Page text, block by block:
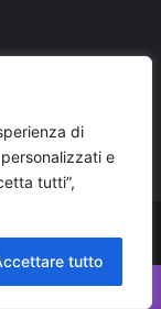
di
e
tutti”,
tutto
|
© Copyright